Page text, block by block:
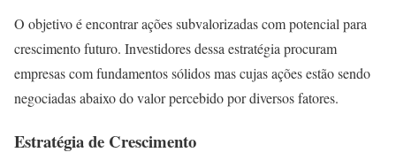
O objetivo é encontrar ações subvalorizadas com potencial para
crescimento futuro. Investidores dessa estratégia procuram
empresas com fundamentos sólidos mas cujas ações estão sendo
negociadas abaixo do valor percebido por diversos fatores.
Estratégia de Crescimento